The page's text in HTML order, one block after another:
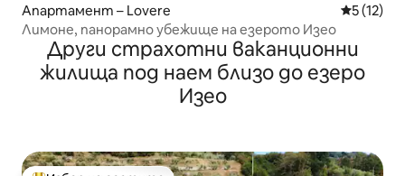
Апартамент – Lovere Средна
5 (12)
Лимоне, панорамно убежище на езерото Изео
Други страхотни ваканционни
жилища под наем близо до езеро
Изео